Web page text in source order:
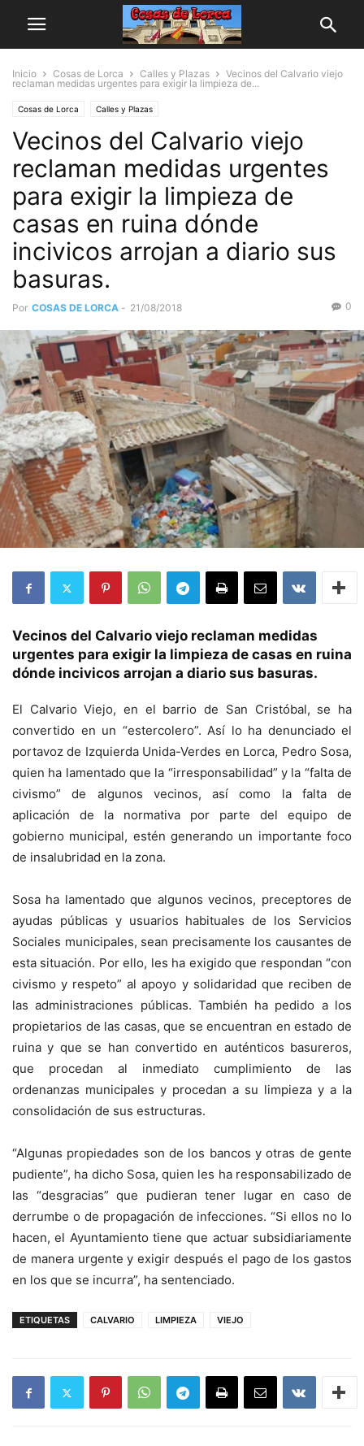
Inicio Cosas de Lorca Calles y Plazas
Vecinos del Calvario viejo
reclaman medidas urgentes para exigir la limpieza de...
Cosas de Lorca Calles y Plazas
Vecinos del Calvario viejo
reclaman medidas urgentes
para exigir la limpieza de
casas en ruina dónde
incivicos arrojan a diario sus
basuras.
Por COSAS DE LORCA - 21/08/2018 0
Vecinos del Calvario viejo reclaman medidas
urgentes para exigir la limpieza de casas en ruina
dónde incivicos arrojan a diario sus basuras.
El Calvario Viejo, en el barrio de San Cristóbal, se ha
convertido en un “estercolero”. Así lo ha denunciado el
portavoz de Izquierda Unida-Verdes en Lorca, Pedro Sosa,
quien ha lamentado que la “irresponsabilidad” y la “falta de
civismo” de algunos vecinos, así como la falta de
aplicación de la normativa por parte del equipo de
gobierno municipal, estén generando un importante foco
de insalubridad en la zona.
Sosa ha lamentado que algunos vecinos, preceptores de
ayudas públicas y usuarios habituales de los Servicios
Sociales municipales, sean precisamente los causantes de
esta situación. Por ello, les ha exigido que respondan “con
civismo y respeto” al apoyo y solidaridad que reciben de
las administraciones públicas. También ha pedido a los
propietarios de las casas, que se encuentran en estado de
ruina y que se han convertido en auténticos basureros,
que procedan al inmediato cumplimiento de las
ordenanzas municipales y procedan a su limpieza y a la
consolidación de sus estructuras.
“Algunas propiedades son de los bancos y otras de gente
pudiente”, ha dicho Sosa, quien les ha responsabilizado de
las “desgracias” que pudieran tener lugar en caso de
derrumbe o de propagación de infecciones. “Si ellos no lo
hacen, el Ayuntamiento tiene que actuar subsidiariamente
de manera urgente y exigir después el pago de los gastos
en los que se incurra”, ha sentenciado.
ETIQUETAS CALVARIO LIMPIEZA VIEJO